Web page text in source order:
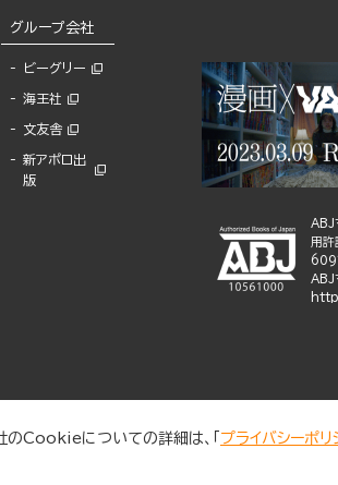
グループ会社
ビーグリー
海王社
文友舎
新アポロ出
版
ABJ
用
ABJ
のCookieについての詳細は、「 プライバシーポリ